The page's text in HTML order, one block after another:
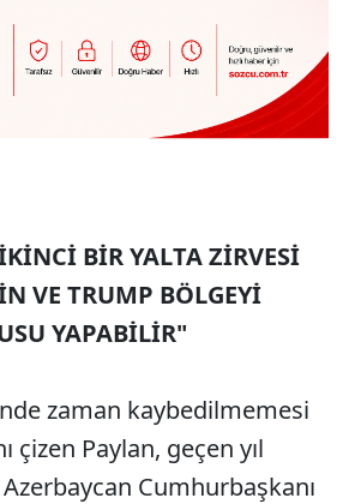
BİR YALTA ZİRVESİ
VE TRUMP BÖLGEYİ
YAPABİLİR"
zaman kaybedilmemesi
çizen Paylan, geçen yıl
Cumhurbaşkanı